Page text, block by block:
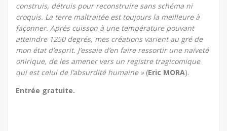
construis, détruis pour reconstruire sans schéma ni
croquis. La terre maltraitée est toujours la meilleure à
façonner. Après cuisson à une température pouvant
atteindre 1250 degrés, mes créations varient au gré de
mon état d’esprit. J’essaie d’en faire ressortir une naïveté
onirique, de les amener vers un registre tragicomique
qui est celui de l’absurdité humaine » (Eric MORA).
Entrée gratuite.